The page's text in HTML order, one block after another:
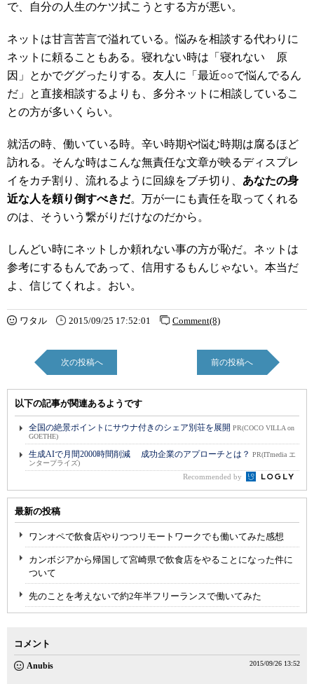
で、自分の人生のケツ拭こうとする方が悪い。
ネットは甘言苦言で溢れている。悩みを相談する代わりに
ネットに頼ることもある。寝れない時は「寝れない 原
因」とかでググったりする。友人に「最近○○で悩んでるん
だ」と直接相談するよりも、多分ネットに相談しているこ
との方が多いくらい。
就活の時、働いている時。辛い時期や悩む時期は腐るほど
訪れる。そんな時はこんな無責任な文章が映るディスプレ
イをカチ割り、流れるように回線をブチ切り、 あなたの身
近な人を頼り倒すべきだ。万が一にも責任を取ってくれる
のは、そういう繋がりだけなのだから。
しんどい時にネットしか頼れない事の方が恥だ。ネットは
参考にするもんであって、信用するもんじゃない。本当だ
よ、信じてくれよ。おい。
ワタル 2015/09/25 17:52:01 Comment(8)
次の投稿へ 前の投稿へ
以下の記事が関連あるようです
全国の絶景ポイントにサウナ付きのシェア別荘を展開 PR(COCO VILLA on
GOETHE)
生成AIで月間2000時間削減 成功企業のアプローチとは？ PR(ITmedia エ
ンタープライズ)
Recommended by
最新の投稿
ワンオペで飲食店やりつつリモートワークでも働いてみた感想
カンボジアから帰国して宮崎県で飲食店をやることになった件に
ついて
先のことを考えないで約2年半フリーランスで働いてみた
コメント
Anubis 2015/09/26 13:52